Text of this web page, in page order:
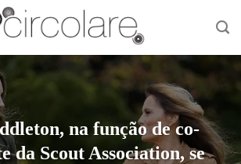
na função de co-
da Scout Association, se